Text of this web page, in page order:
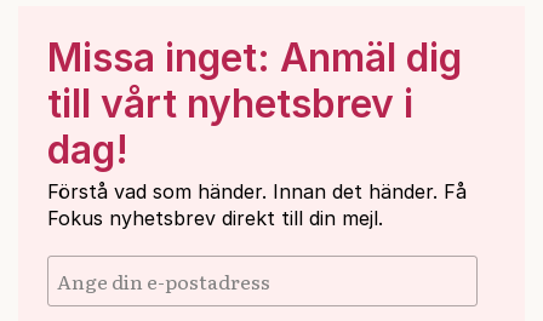
Missa inget: Anmäl dig
till vårt nyhetsbrev i
dag!
Förstå vad som händer. Innan det händer. Få
Fokus nyhetsbrev direkt till din mejl.